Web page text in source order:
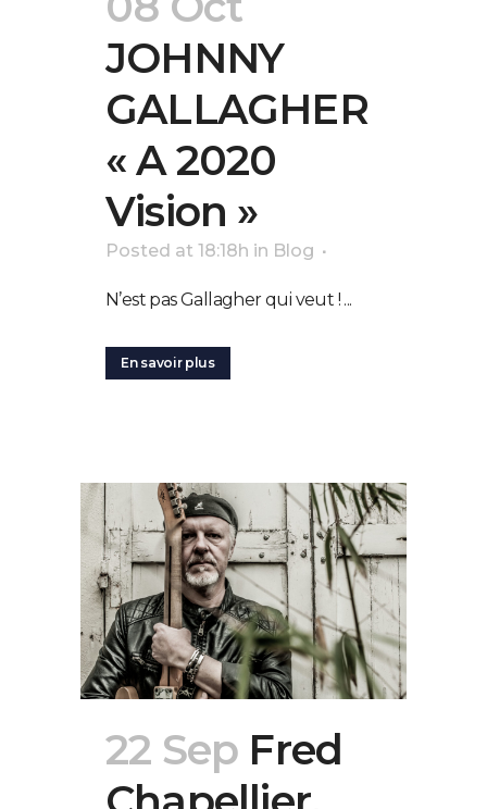
JOHNNY
GALLAGHER
« A 2020
Vision »
Posted at 18:18h in Blog
N’est pas Gallagher qui veut ! ...
En savoir plus
22 Sep Fred